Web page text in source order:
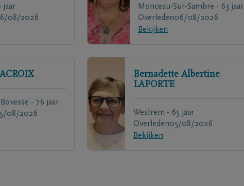
jaar
08/2026
Monceau-Sur-Sambre - 63 jaar
Overleden06/08/2026
Bekijken
- 76 jaar
08/2026
Bernadette Albertine
LAPORTE
Westrem - 65 jaar
Overleden05/08/2026
Bekijken